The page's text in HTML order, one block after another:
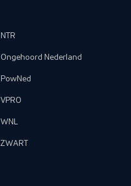
NTR
Ongehoord Nederland
PowNed
VPRO
WNL
ZWART